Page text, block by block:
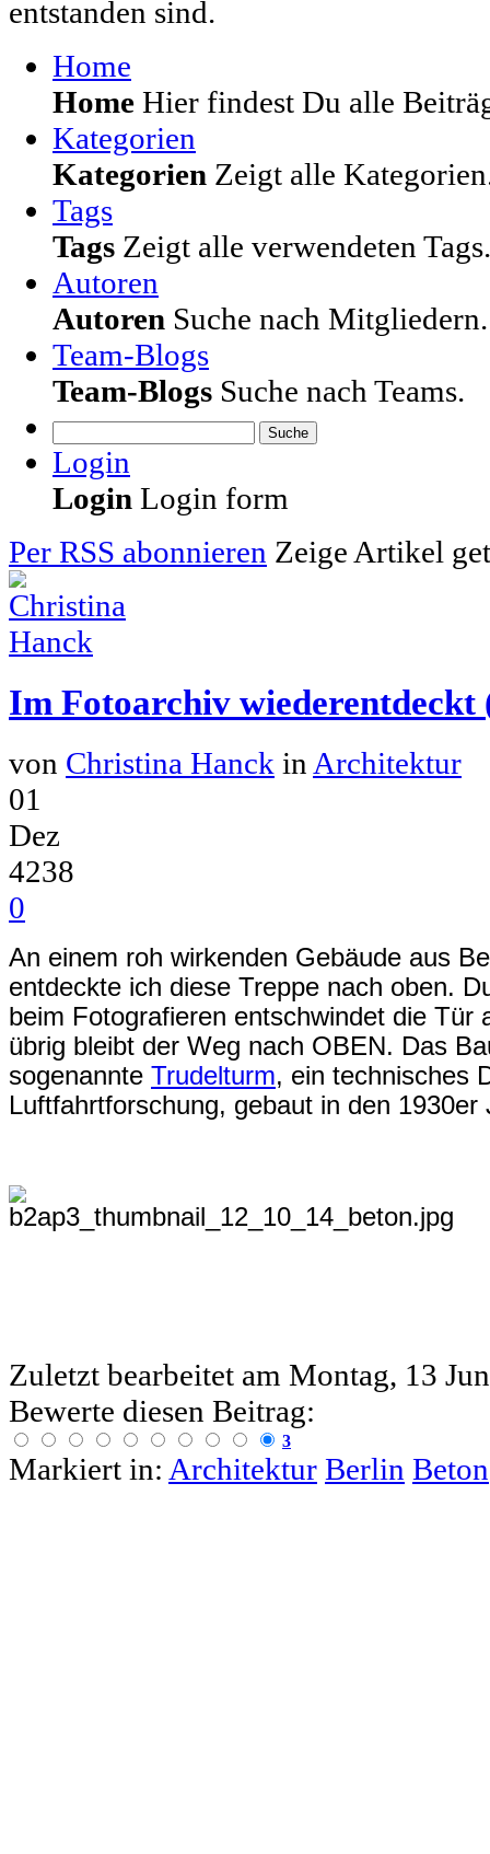
entstanden sind.
Home
Home Hier findest Du alle
Kategorien
Kategorien Zeigt alle
Tags
Tags Zeigt alle verwendeten Tags.
Autoren
Autoren Suche nach Mitgliedern.
Team-Blogs
Team-Blogs Suche nach Teams.
Suche
Login
Login Login form
Per RSS abonnieren Zeige Artikel
Im Fotoarchiv wiederentdeckt
von Christina Hanck in Architektur
01
Dez
4238
0
An einem roh wirkenden Gebäude aus
entdeckte ich diese Treppe nach oben.
beim Fotografieren entschwindet die Tür
übrig bleibt der Weg nach OBEN. Das
sogenannte Trudelturm, ein technisches
Luftfahrtforschung, gebaut in den 1930er
Zuletzt bearbeitet am Montag, 13
Bewerte diesen Beitrag:
3
Markiert in: Architektur Berlin Beton